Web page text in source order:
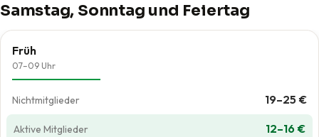
Samstag, Sonntag und Feiertag
Früh
07–09 Uhr
19–25 €
12–16 €